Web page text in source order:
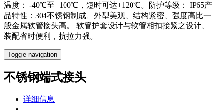
温度： -40℃至+100℃，短时可达+120℃。防护等级： IP65产
品特性：304不锈钢制成、外型美观、结构紧密、强度高比一
般金属软管接头高。 软管护套设计与软管相扣接紧之设计、
装配省时便利，抗拉力强。
Toggle navigation
不锈钢端式接头
详细信息